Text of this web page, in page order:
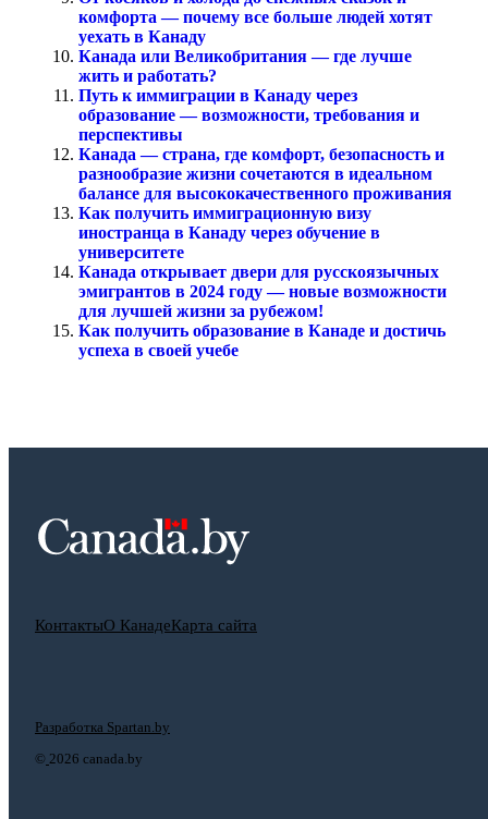
комфорта — почему все больше людей хотят
уехать в Канаду
Канада или Великобритания — где лучше
жить и работать?
Путь к иммиграции в Канаду через
образование — возможности, требования и
перспективы
Канада — страна, где комфорт, безопасность и
разнообразие жизни сочетаются в идеальном
балансе для высококачественного проживания
Как получить иммиграционную визу
иностранца в Канаду через обучение в
университете
Канада открывает двери для русскоязычных
эмигрантов в 2024 году — новые возможности
для лучшей жизни за рубежом!
Как получить образование в Канаде и достичь
успеха в своей учебе
КонтактыО КанадеКарта сайта
© 2026 canada.by
Разработка Spartan.by